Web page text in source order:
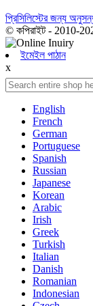
প্রিসিলিস্টের জন্য
© কপিরাইট - 2010-
ইমেইল পাঠান
x
English
French
German
Portuguese
Spanish
Russian
Japanese
Korean
Arabic
Irish
Greek
Turkish
Italian
Danish
Romanian
Indonesian